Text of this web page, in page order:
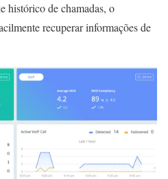
histórico de chamadas, o
recuperar informações de